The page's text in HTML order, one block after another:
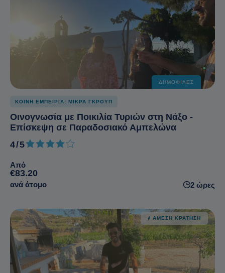
ΔΗΜΟΦΙΛΈΣ
ΚΟΙΝΗ ΕΜΠΕΙΡΙΑ: ΜΙΚΡΑ ΓΚΡΟΥΠ
Οινογνωσία με Ποικιλία Τυριών στη Νάξο -
Επίσκεψη σε Παραδοσιακό Αμπελώνα
4/54 από 5
Από
€83.20
ανά άτομο 2 ώρες
ΆΜΕΣΗ ΚΡΆΤΗΣΗ